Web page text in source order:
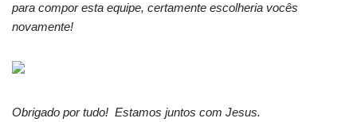
para compor esta equipe, certamente escolheria vocês
novamente!
Obrigado por tudo! Estamos juntos com Jesus.